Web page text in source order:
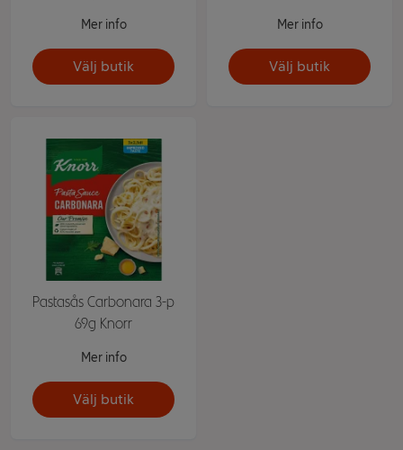
Mer info
Välj butik
Mer info
Välj butik
Pastasås Carbonara 3-p
69g Knorr
Mer info
Välj butik